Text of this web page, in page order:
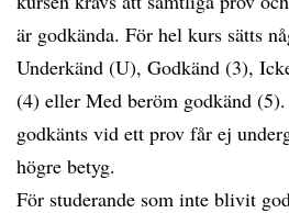
är godkända. För hel kurs sätts
Underkänd (U), Godkänd (3),
(4) eller Med beröm godkänd (5).
godkänts vid ett prov får ej
högre betyg.
För studerande som inte blivit